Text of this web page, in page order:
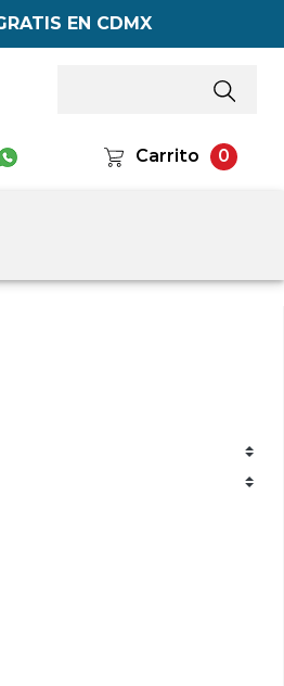
EN CDMX
Carrito 0